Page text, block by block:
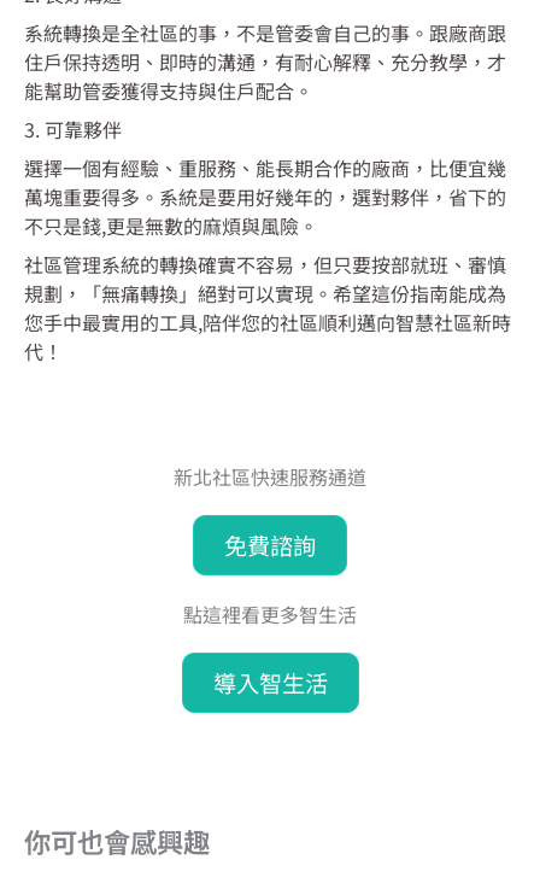
系統轉換是全社區的事，不是管委會自己的事。跟廠商跟
住戶保持透明、即時的溝通，有耐心解釋、充分教學，才
能幫助管委獲得支持與住戶配合。
3. 可靠夥伴
選擇一個有經驗、重服務、能長期合作的廠商，比便宜幾
萬塊重要得多。系統是要用好幾年的，選對夥伴，省下的
不只是錢,更是無數的麻煩與風險。
社區管理系統的轉換確實不容易，但只要按部就班、審慎
規劃，「無痛轉換」絕對可以實現。希望這份指南能成為
您手中最實用的工具,陪伴您的社區順利邁向智慧社區新時
代！
新北社區快速服務通道
免費諮詢
點這裡看更多智生活
導入智生活
你可也會感興趣